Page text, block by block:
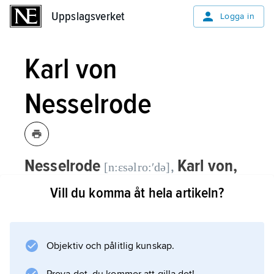
Uppslagsverket Logga in
Karl von
Nesselrode
Nesselrode [n:ɛsəlro:ʹdə], Karl von,
1780–1862, greve, rysk politiker av tysk
härkomst.
Wienkongressen 1814–15 och var en drivande
Vill du komma åt hela artikeln?
Objektiv och pålitlig kunskap.